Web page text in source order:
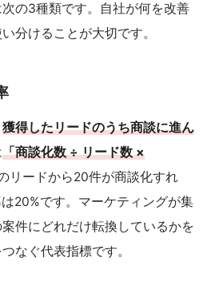
の3種類です。自社が何を改善
分けることが大切です。
獲得したリードのうち商談に進ん
「商談化数 ÷ リード数 ×
リードから20件が商談化すれ
20%です。マーケティングが集
件にどれだけ転換しているかを
なぐ代表指標です。